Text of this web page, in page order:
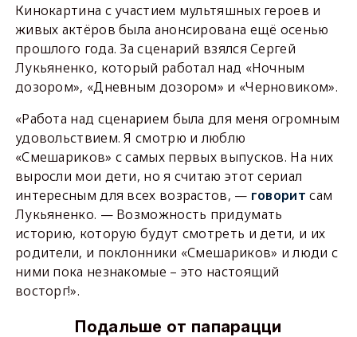
Кинокартина с участием мультяшных героев и
живых актёров была анонсирована ещё осенью
прошлого года. За сценарий взялся Сергей
Лукьяненко, который работал над «Ночным
дозором», «Дневным дозором» и «Черновиком».
«Работа над сценарием была для меня огромным
удовольствием. Я смотрю и люблю
«Смешариков» с самых первых выпусков. На них
выросли мои дети, но я считаю этот сериал
интересным для всех возрастов, — говорит сам
Лукьяненко. — Возможность придумать
историю, которую будут смотреть и дети, и их
родители, и поклонники «Смешариков» и люди с
ними пока незнакомые – это настоящий
восторг!».
Подальше от папарацци